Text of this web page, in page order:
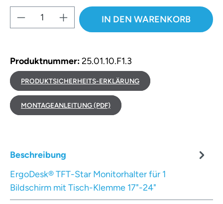
Produkt Anzahl: Gib denIN DEN WARENKORB
Produktnummer:25.01.10.F1.3
PRODUKTSICHERHEITS-ERKLÄRUNG
MONTAGEANLEITUNG (PDF)
Beschreibung
ErgoDesk® TFT-Star Monitorhalter für 1
Bildschirm mit Tisch-Klemme 17"-24"